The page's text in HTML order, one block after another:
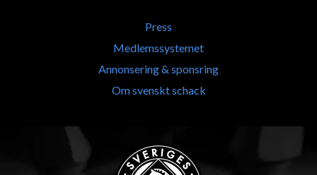
Press
Medlemssystemet
Annonsering & sponsring
Om svenskt schack